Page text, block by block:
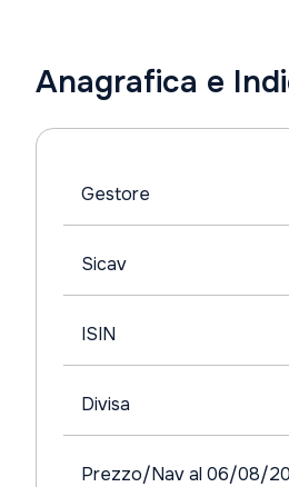
Anagrafica e
Gestore
Sicav
ISIN
Divisa
Prezzo/Nav al 06/08/